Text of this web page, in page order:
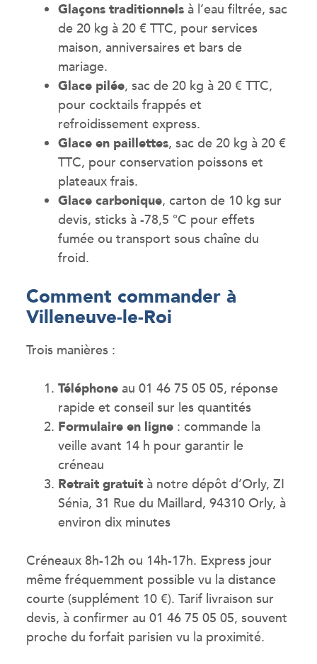
Glaçons traditionnelsà l’eau filtrée, sac
de 20 kg à 20 € TTC, pour services
maison, anniversaires et bars de
mariage.
Glace pilée, sac de 20 kg à 20 € TTC,
pour cocktails frappés et
refroidissement express.
Glace en paillettes, sac de 20 kg à 20 €
TTC, pour conservation poissons et
plateaux frais.
Glace carbonique, carton de 10 kg sur
devis, sticks à -78,5 °C pour effets
fumée ou transport sous chaîne du
froid.
Comment commander à
Villeneuve-le-Roi
Trois manières :
Téléphoneau 01 46 75 05 05, réponse
rapide et conseil sur les quantités
Formulaire en ligne: commande la
veille avant 14 h pour garantir le
créneau
Retrait gratuità notre dépôt d’Orly, ZI
Sénia, 31 Rue du Maillard, 94310 Orly, à
environ dix minutes
Créneaux 8h-12h ou 14h-17h. Express jour
même fréquemment possible vu la distance
courte (supplément 10 €). Tarif livraison sur
devis, à confirmer au 01 46 75 05 05, souvent
proche du forfait parisien vu la proximité.